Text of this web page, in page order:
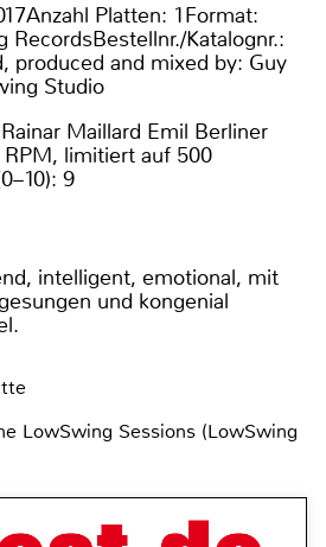
Platten: 1Format:
RecordsBestellnr./Katalognr.:
produced and mixed by: Guy
Studio
Maillard Emil Berliner
limitiert auf 500
9
intelligent, emotional, mit
und kongenial
LowSwing Sessions (LowSwing